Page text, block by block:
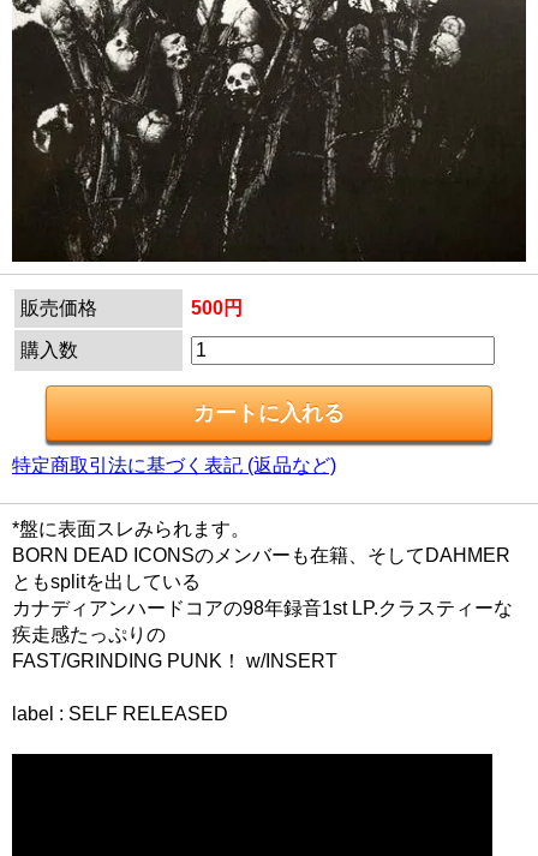
販売価格 500円
購入数
特定商取引法に基づく表記 (返品など)
*盤に表面スレみられます。
BORN DEAD ICONSのメンバーも在籍、そしてDAHMER
ともsplitを出している
カナディアンハードコアの98年録音1st LP.クラスティーな
疾走感たっぷりの
FAST/GRINDING PUNK！ w/INSERT
label : SELF RELEASED